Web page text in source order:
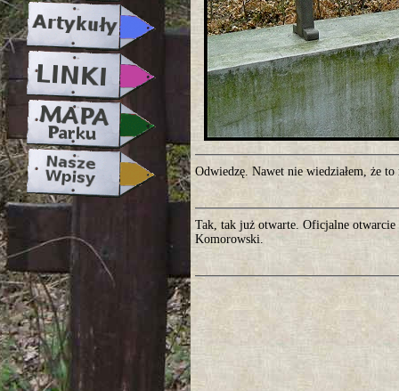
Odwiedzę. Nawet nie wiedziałem, że
Tak, tak już otwarte. Oficjalne otwarcie
Komorowski.